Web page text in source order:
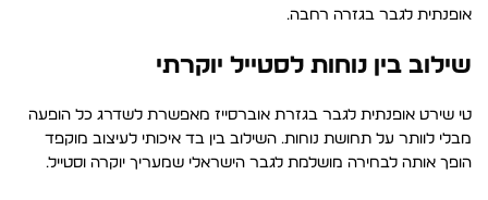
אופנתית לגבר בגזרה רחבה.
שילוב בין נוחות לסטייל יוקרתי
טי שירט אופנתית לגבר בגזרת אוברסייז מאפשרת לשדרג כל הופעה
מבלי לוותר על תחושת נוחות. השילוב בין בד איכותי לעיצוב מוקפד
הופך אותה לבחירה מושלמת לגבר הישראלי שמעריך יוקרה וסטייל.